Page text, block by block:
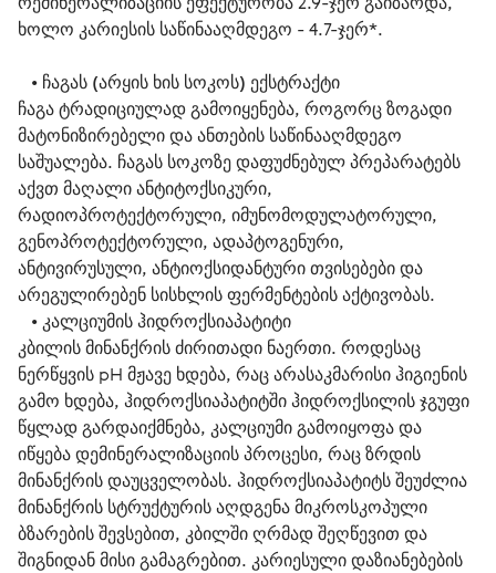
ხოლო კარიესის საწინააღმდეგო - 4.7-ჯერ*.
• ჩაგას (არყის ხის სოკოს) ექსტრაქტი
ჩაგა ტრადიციულად გამოიყენება, როგორც ზოგადი
მატონიზირებელი და ანთების საწინააღმდეგო
საშუალება. ჩაგას სოკოზე დაფუძნებულ პრეპარატებს
აქვთ მაღალი ანტიტოქსიკური,
რადიოპროტექტორული, იმუნომოდულატორული,
გენოპროტექტორული, ადაპტოგენური,
ანტივირუსული, ანტიოქსიდანტური თვისებები და
არეგულირებენ სისხლის ფერმენტების აქტივობას.
• კალციუმის ჰიდროქსიაპატიტი
კბილის მინანქრის ძირითადი ნაერთი. როდესაც
ნერწყვის pH მჟავე ხდება, რაც არასაკმარისი ჰიგიენის
გამო ხდება, ჰიდროქსიაპატიტში ჰიდროქსილის ჯგუფი
წყლად გარდაიქმნება, კალციუმი გამოიყოფა და
იწყება დემინერალიზაციის პროცესი, რაც ზრდის
მინანქრის დაუცველობას. ჰიდროქსიაპატიტს შეუძლია
მინანქრის სტრუქტურის აღდგენა მიკროსკოპული
ბზარების შევსებით, კბილში ღრმად შეღწევით და
შიგნიდან მისი გამაგრებით. კარიესული დაზიანებების